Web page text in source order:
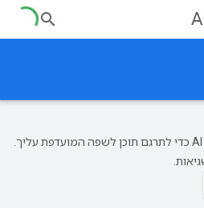
‫Google משתמשת בטכנולוגיית AI כדי לתרגם תוכן לשפה המועדפת עליך.